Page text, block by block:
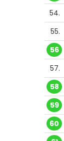
54.
55.
56
57.
58
59
60